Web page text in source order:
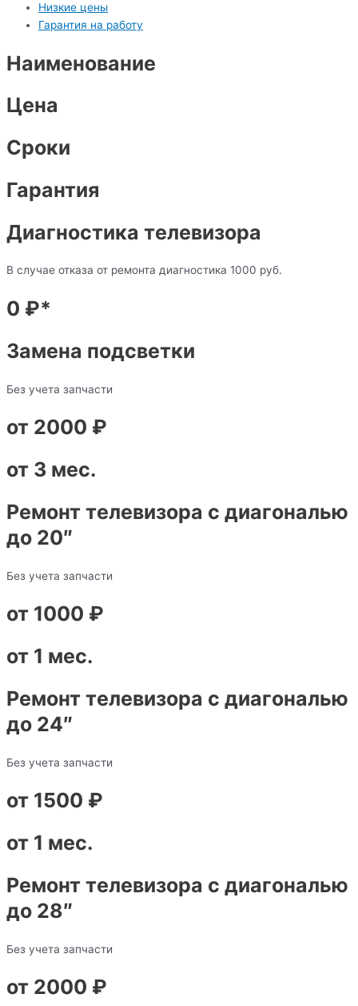
Низкие цены
Гарантия на работу
Наименование
Цена
Сроки
Гарантия
Диагностика телевизора
В случае отказа от ремонта диагностика 1000 руб.
0 ₽*
Замена подсветки
Без учета запчасти
от 2000 ₽
от 3 мес.
Ремонт телевизора с диагональю
до 20″
Без учета запчасти
от 1000 ₽
от 1 мес.
Ремонт телевизора с диагональю
до 24″
Без учета запчасти
от 1500 ₽
от 1 мес.
Ремонт телевизора с диагональю
до 28″
Без учета запчасти
от 2000 ₽